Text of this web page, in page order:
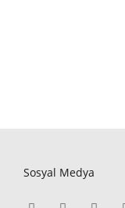
Sosyal Medya